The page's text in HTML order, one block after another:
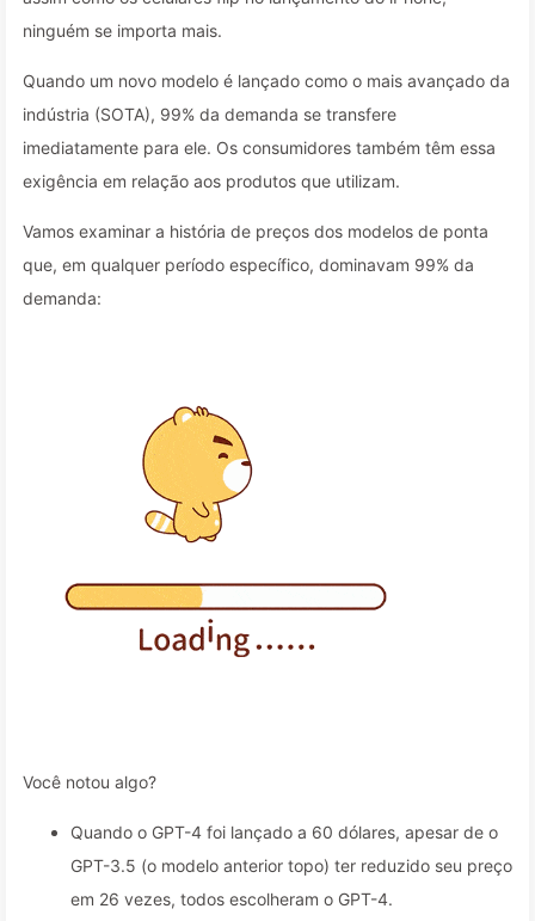
ninguém se importa mais.
Quando um novo modelo é lançado como o mais avançado da
indústria (SOTA), 99% da demanda se transfere
imediatamente para ele. Os consumidores também têm essa
exigência em relação aos produtos que utilizam.
Vamos examinar a história de preços dos modelos de ponta
que, em qualquer período específico, dominavam 99% da
demanda:
Você notou algo?
Quando o GPT-4 foi lançado a 60 dólares, apesar de o
GPT-3.5 (o modelo anterior topo) ter reduzido seu preço
em 26 vezes, todos escolheram o GPT-4.